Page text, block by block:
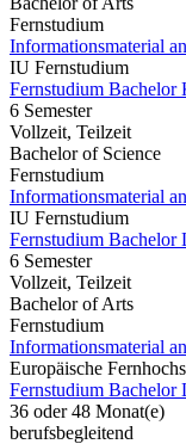
Fernstudium
Informationsmaterial
IU Fernstudium
Fernstudium Bachelor
6 Semester
Vollzeit, Teilzeit
Bachelor of Science
Fernstudium
Informationsmaterial
IU Fernstudium
Fernstudium Bachelor
6 Semester
Vollzeit, Teilzeit
Bachelor of Arts
Fernstudium
Informationsmaterial
Europäische
Fernstudium Bachelor
36 oder 48 Monat(e)
berufsbegleitend